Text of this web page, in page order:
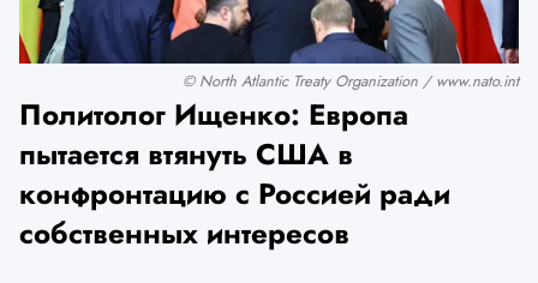
© North Atlantic Treaty Organization / www.nato.int
Политолог Ищенко: Европа
пытается втянуть США в
конфронтацию с Россией ради
собственных интересов